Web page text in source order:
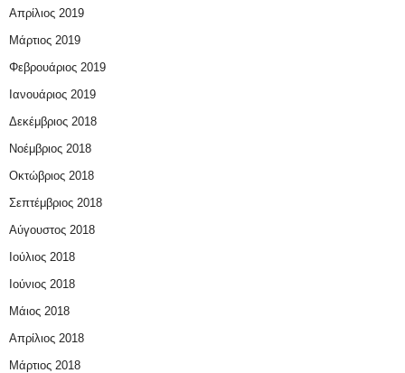
Απρίλιος 2019
Μάρτιος 2019
Φεβρουάριος 2019
Ιανουάριος 2019
Δεκέμβριος 2018
Νοέμβριος 2018
Οκτώβριος 2018
Σεπτέμβριος 2018
Αύγουστος 2018
Ιούλιος 2018
Ιούνιος 2018
Μάιος 2018
Απρίλιος 2018
Μάρτιος 2018